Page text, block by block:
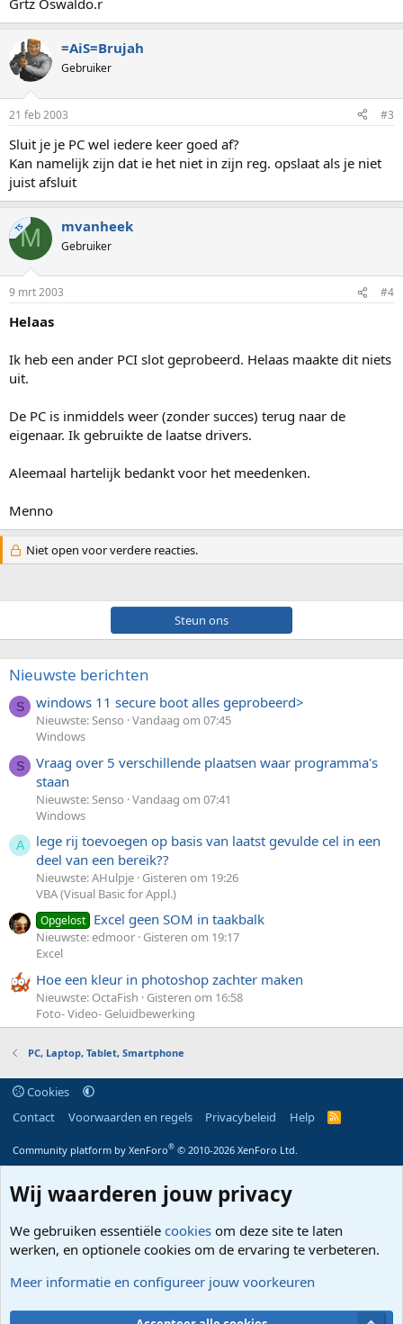
Grtz Oswaldo.r
=AiS=Brujah
Gebruiker
21 feb 2003 #3
Sluit je je PC wel iedere keer goed af?
Kan namelijk zijn dat ie het niet in zijn reg. opslaat als je niet
juist afsluit
TSM mvanheek
Gebruiker
9 mrt 2003 #4
Helaas
Ik heb een ander PCI slot geprobeerd. Helaas maakte dit niets
uit.
De PC is inmiddels weer (zonder succes) terug naar de
eigenaar. Ik gebruikte de laatse drivers.
Aleemaal hartelijk bedankt voor het meedenken.
Menno
Niet open voor verdere reacties.
Steun ons
Nieuwste berichten
S windows 11 secure boot alles geprobeerd>
Nieuwste: Senso Vandaag om 07:45
Windows
S
Vraag over 5 verschillende plaatsen waar programma's
staan
Nieuwste: Senso Vandaag om 07:41
Windows
A
lege rij toevoegen op basis van laatst gevulde cel in een
deel van een bereik??
Nieuwste: AHulpje Gisteren om 19:26
VBA (Visual Basic for Appl.)
Opgelost Excel geen SOM in taakbalk
Nieuwste: edmoor Gisteren om 19:17
Excel
Hoe een kleur in photoshop zachter maken
Nieuwste: OctaFish
Gisteren om 16:58
Foto- Video- Geluidbewerking
PC, Laptop, Tablet, Smartphone
Cookies
Contact
Voorwaarden en regels Privacybeleid Help
R
S
Community platform by XenForo® © 2010-2026 XenForo Ltd.
Wij waarderen jouw privacy
We gebruiken essentiële cookies om deze site te laten
werken, en optionele cookies om de ervaring te verbeteren.
Meer informatie en configureer jouw voorkeuren